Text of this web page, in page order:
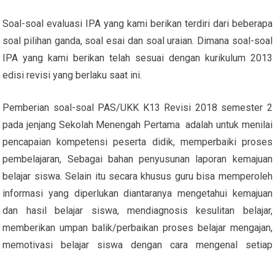
Soal-soal evaluasi IPA yang kami berikan terdiri dari beberapa
soal pilihan ganda, soal esai dan soal uraian. Dimana soal-soal
IPA yang kami berikan telah sesuai dengan kurikulum 2013
edisi revisi yang berlaku saat ini.
Pemberian soal-soal PAS/UKK K13 Revisi 2018 semester 2
pada jenjang Sekolah Menengah Pertama adalah untuk menilai
pencapaian kompetensi peserta didik, memperbaiki proses
pembelajaran, Sebagai bahan penyusunan laporan kemajuan
belajar siswa. Selain itu secara khusus guru bisa memperoleh
informasi yang diperlukan diantaranya mengetahui kemajuan
dan hasil belajar siswa, mendiagnosis kesulitan belajar,
memberikan umpan balik/perbaikan proses belajar mengajan,
memotivasi belajar siswa dengan cara mengenal setiap